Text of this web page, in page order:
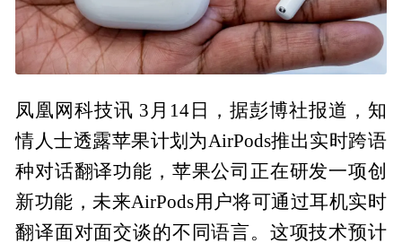
凤凰网科技讯 3月14日，据彭博社报道，知
情人士透露苹果计划为AirPods推出实时跨语
种对话翻译功能，苹果公司正在研发一项创
新功能，未来AirPods用户将可通过耳机实时
翻译面对面交谈的不同语言。这项技术预计